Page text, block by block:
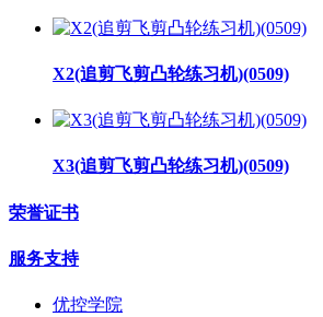
X2(追剪飞剪凸轮练习机)(0509)
X3(追剪飞剪凸轮练习机)(0509)
荣誉证书
服务支持
优控学院